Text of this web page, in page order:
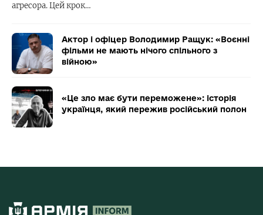
агресора. Цей крок…
Актор і офіцер Володимир Ращук: «Воєнні
фільми не мають нічого спільного з
війною»
«Це зло має бути переможене»: історія
українця, який пережив російський полон